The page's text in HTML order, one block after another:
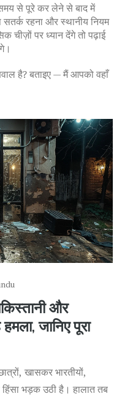
से पूरे कर लेने से बाद में
सतर्क रहना और स्थानीय नियम
पर ध्यान देंगे तो पढ़ाई
है? बताइए — मैं आपको वहाँ
और
हमला, जानिए पूरा
खासकर भारतीयों,
हिंसा भड़क उठी है। हालात तब